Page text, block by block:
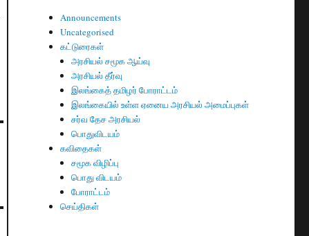
Announcements
Uncategorised
கட்டுரைகள்
அரசியல் சமூக ஆய்வு
அரசியல் தீர்வு
இலங்கைத் தமிழர் போராட்டம்
இலங்கையில் உள்ள ஏனைய அரசியல் அமைப்புகள்
சர்வ தேச அரசியல்
பொதுவிடயம்
கவிதைகள்
சமூக விழிப்பு
பொது விடயம்
போராட்டம்
செய்திகள்